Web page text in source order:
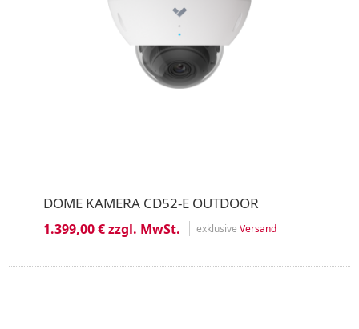
DOME KAMERA CD52-E OUTDOOR
1.399,00 € zzgl. MwSt. exklusive Versand